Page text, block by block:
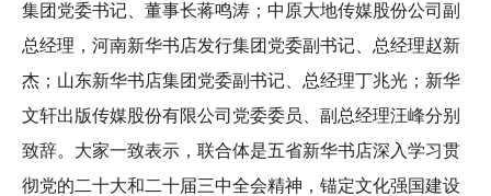
集团党委书记、董事长蒋鸣涛；中原大地传媒股份公司副
总经理，河南新华书店发行集团党委副书记、总经理赵新
杰；山东新华书店集团党委副书记、总经理丁兆光；新华
文轩出版传媒股份有限公司党委委员、副总经理汪峰分别
致辞。大家一致表示，联合体是五省新华书店深入学习贯
彻党的二十大和二十届三中全会精神，锚定文化强国建设